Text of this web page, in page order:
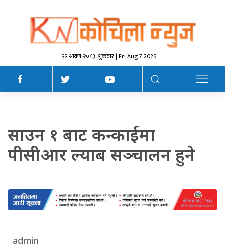
२२ श्रावण २०८३, शुक्रबार | Fri Aug 7 2026
साउन १ बाट कन्काईमा
पीसीआर ल्याब सञ्चालन हुने
admin